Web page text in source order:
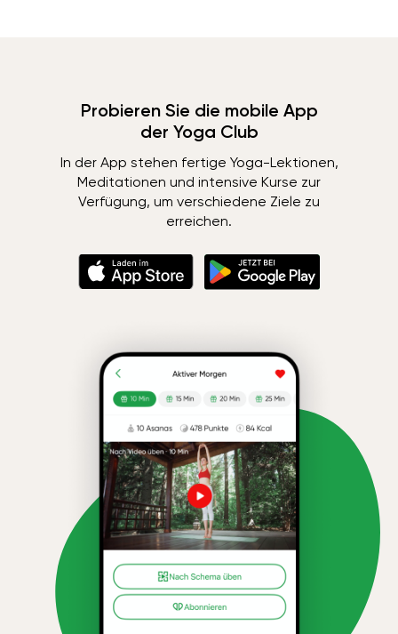
Probieren Sie die mobile App
der Yoga Club
In der App stehen fertige Yoga-Lektionen,
Meditationen und intensive Kurse zur
Verfügung, um verschiedene Ziele zu
erreichen.